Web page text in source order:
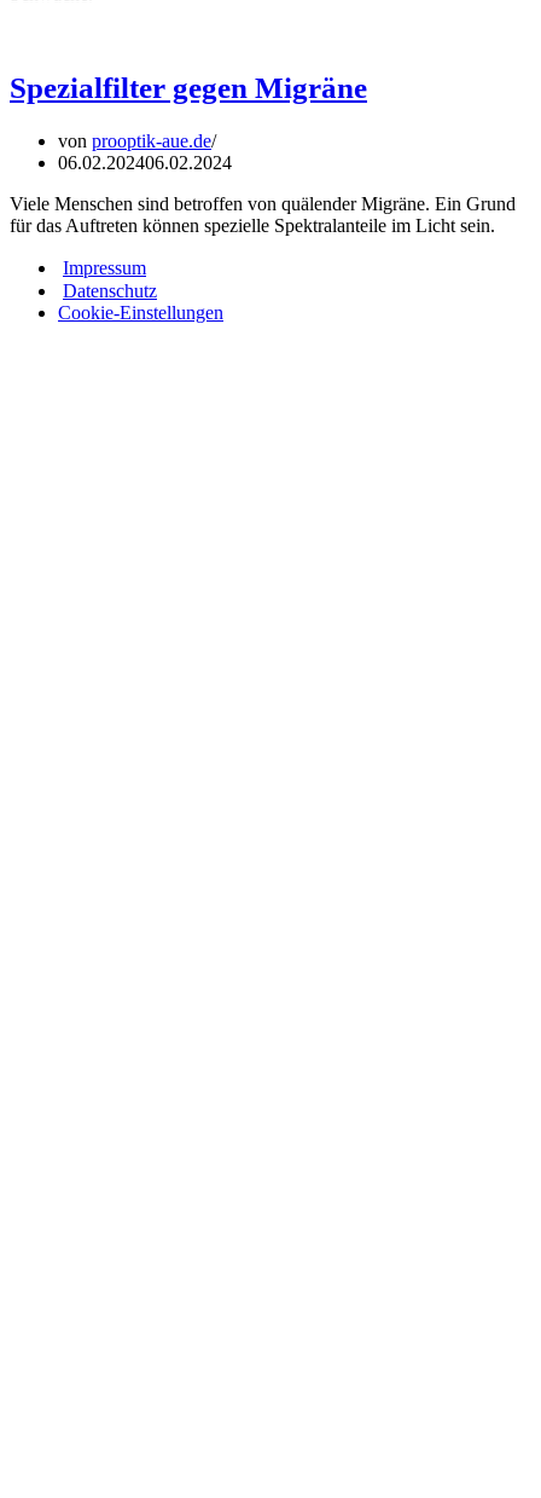
Spezialfilter gegen Migräne
von prooptik-aue.de
06.02.202406.02.2024
Viele Menschen sind betroffen von quälender Migräne. Ein Grund
für das Auftreten können spezielle Spektralanteile im Licht sein.
Impressum
Datenschutz
Cookie-Einstellungen